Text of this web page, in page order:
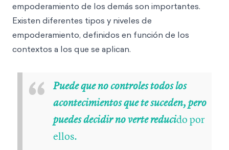
empoderamiento de los demás son importantes.
Existen diferentes tipos y niveles de
empoderamiento, definidos en función de los
contextos a los que se aplican.
“
Puede que no controles todos los
acontecimientos que te suceden, pero
puedes decidir no verte reducido por
ellos.